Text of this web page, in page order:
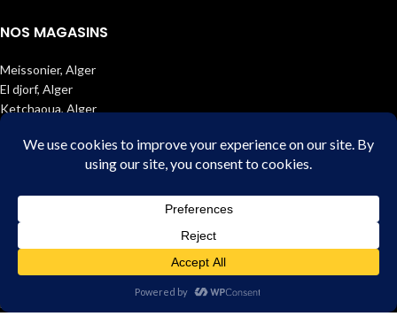
NOS MAGASINS
Meissonier, Alger
El djorf, Alger
Ketchaoua, Alger
Belcourt, Alger
M’dina El Djadida, Oran
Boumaati, Alger
Rue d’Alger, Blida
Baraki, Alger